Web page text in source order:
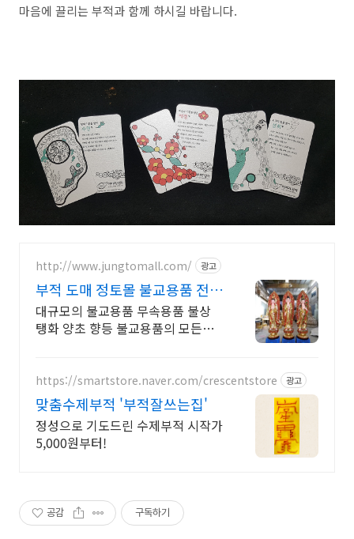
마음에 끌리는 부적과 함께 하시길 바랍니다.
http://www.jungtomall.com/ 광고
부적 도매 정토몰 불교용품 전문
도소매취급
대규모의 불교용품 무속용품 불상
탱화 양초 향등 불교용품의 모든것
https://smartstore.naver.com/crescentstore 광고
맞춤수제부적 '부적잘쓰는집'
정성으로 기도드린 수제부적 시작가
5,000원부터!
공감 구독하기